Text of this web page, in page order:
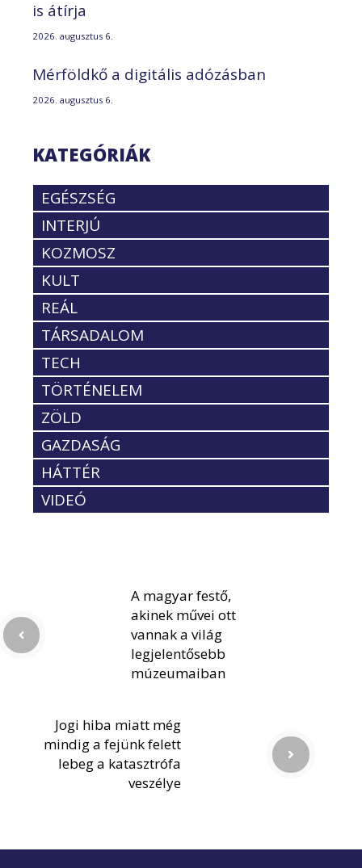
is átírja
2026. augusztus 6.
Mérföldkő a digitális adózásban
2026. augusztus 6.
KATEGÓRIÁK
EGÉSZSÉG
INTERJÚ
KOZMOSZ
KULT
REÁL
TÁRSADALOM
TECH
TÖRTÉNELEM
ZÖLD
GAZDASÁG
HÁTTÉR
VIDEÓ
A magyar festő,
akinek művei ott
vannak a világ
legjelentősebb
múzeumaiban
Jogi hiba miatt még
mindig a fejünk felett
lebeg a katasztrófa
veszélye